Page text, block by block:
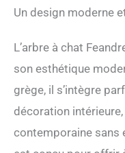
Un design moderne
L’arbre à chat
son esthétique
grège, il s’intègre
décoration
contemporaine sans